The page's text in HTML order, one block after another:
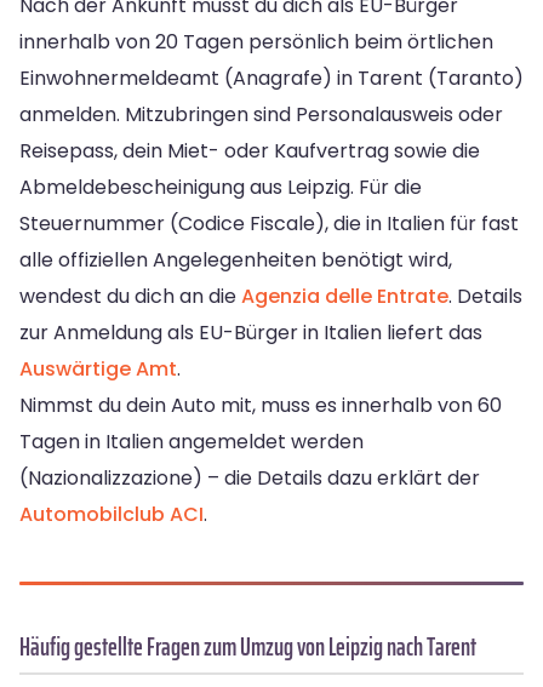
Nach der Ankunft musst du dich als EU-Bürger
innerhalb von 20 Tagen persönlich beim örtlichen
Einwohnermeldeamt (Anagrafe) in Tarent (Taranto)
anmelden. Mitzubringen sind Personalausweis oder
Reisepass, dein Miet- oder Kaufvertrag sowie die
Abmeldebescheinigung aus Leipzig. Für die
Steuernummer (Codice Fiscale), die in Italien für fast
alle offiziellen Angelegenheiten benötigt wird,
wendest du dich an dieAgenzia delle Entrate. Details
zur Anmeldung als EU-Bürger in Italien liefert das
Auswärtige Amt.
Nimmst du dein Auto mit, muss es innerhalb von 60
Tagen in Italien angemeldet werden
(Nazionalizzazione) – die Details dazu erklärt der
Automobilclub ACI.
Häufig gestellte Fragen zum Umzug von Leipzig nach Tarent